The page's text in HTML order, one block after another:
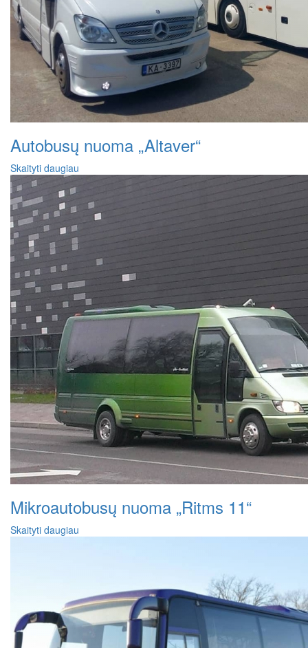
Autobusų nuoma „Altaver“
Skaityti daugiau
Mikroautobusų nuoma „Ritms 11“
Skaityti daugiau